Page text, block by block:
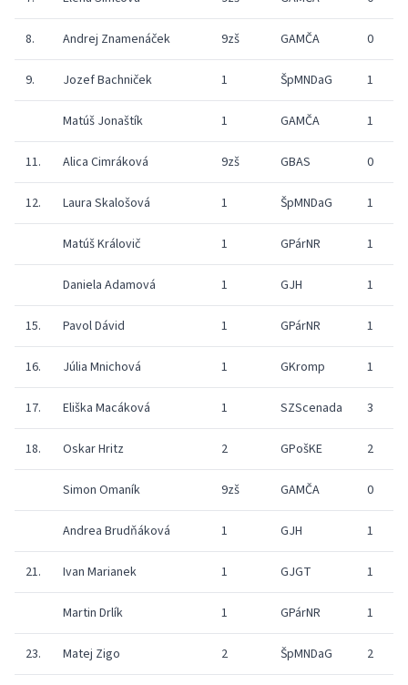
8. Andrej Znamenáček 9zš GAMČA 0
9. Jozef Bachniček 1 ŠpMNDaG 1
Matúš Jonaštík 1 GAMČA 1
11. Alica Cimráková 9zš GBAS 0
12. Laura Skalošová 1 ŠpMNDaG 1
Matúš Královič 1 GPárNR 1
Daniela Adamová 1 GJH 1
15. Pavol Dávid 1 GPárNR 1
16. Júlia Mnichová 1 GKromp 1
17. Eliška Macáková 1 SZScenada 3
18. Oskar Hritz 2 GPošKE 2
Simon Omaník 9zš GAMČA 0
Andrea Brudňáková 1 GJH 1
21. Ivan Marianek 1 GJGT 1
Martin Drlík 1 GPárNR 1
23. Matej Zigo 2 ŠpMNDaG 2